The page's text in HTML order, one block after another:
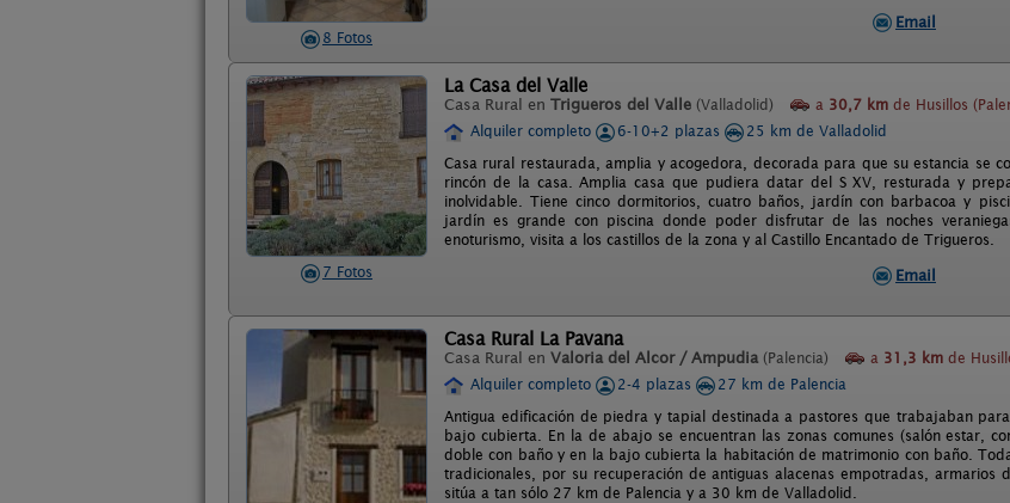
8 Fotos
Email
7 Fotos
La Casa del Valle
Casa Rural en Trigueros del Valle (Valladolid) a 30,7 km de Husillos
Alquiler completo
6-10+2 plazas
25 km de Valladolid
Casa rural restaurada, amplia y acogedora, decorada para que su estancia se
rincón de la casa. Amplia casa que pudiera datar del S XV, resturada y
inolvidable. Tiene cinco dormitorios, cuatro baños, jardín con barbacoa y
jardín es grande con piscina donde poder disfrutar de las noches
enoturismo, visita a los castillos de la zona y al Castillo Encantado de Trigueros.
Email
Casa Rural La Pavana
Casa Rural en Valoria del Alcor / Ampudia (Palencia) a 31,3 km de
Alquiler completo
2-4 plazas
27 km de Palencia
Antigua edificación de piedra y tapial destinada a pastores que trabajaban
bajo cubierta. En la de abajo se encuentran las zonas comunes (salón estar,
doble con baño y en la bajo cubierta la habitación de matrimonio con baño.
tradicionales, por su recuperación de antiguas alacenas empotradas,
sitúa a tan sólo 27 km de Palencia y a 30 km de Valladolid.